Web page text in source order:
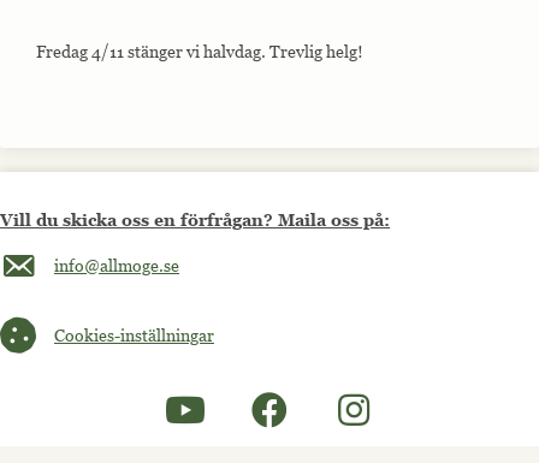
Fredag 4/11 stänger vi halvdag. Trevlig helg!
Vill du skicka oss en förfrågan? Maila oss på:
Maila oss på info@allmoge.se
info@allmoge.se
Cookies-inställningar
Cookies-inställningar